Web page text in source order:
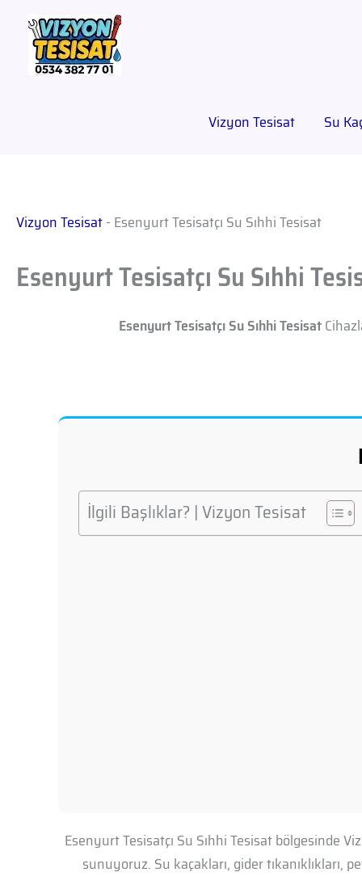
Vizyon Tesisat Su
Vizyon Tesisat- Esenyurt Tesisatçı Su Sıhhi Tesisat
Esenyurt Tesisatçı Su Sıhhi
Esenyurt Tesisatçı Su Sıhhi Tesisat
İlgili Başlıklar? | Vizyon Tesisat
Esenyurt Tesisatçı Su Sıhhi Tesisat bölgesinde
sunuyoruz. Su kaçakları, gider